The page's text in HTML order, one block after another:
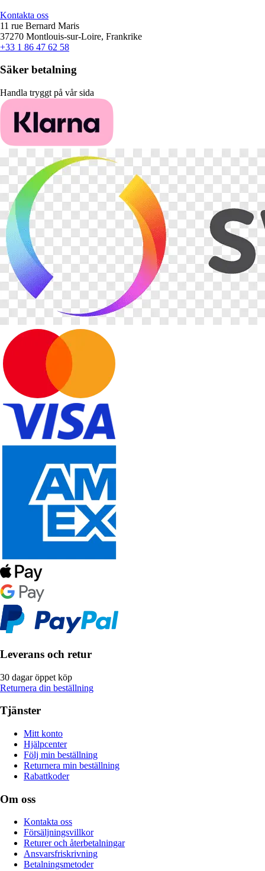
Kontakta oss
11 rue Bernard Maris
37270 Montlouis-sur-Loire, Frankrike
+33 1 86 47 62 58
Säker betalning
Handla tryggt på vår sida
Leverans och retur
30 dagar öppet köp
Returnera din beställning
Tjänster
Mitt konto
Hjälpcenter
Följ min beställning
Returnera min beställning
Rabattkoder
Om oss
Kontakta oss
Försäljningsvillkor
Returer och återbetalningar
Ansvarsfriskrivning
Betalningsmetoder